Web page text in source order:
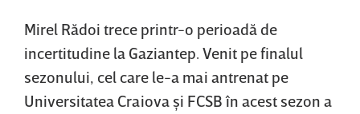
Mirel Rădoi trece printr-o perioadă de
incertitudine la Gaziantep. Venit pe finalul
sezonului, cel care le-a mai antrenat pe
Universitatea Craiova şi FCSB în acest sezon a